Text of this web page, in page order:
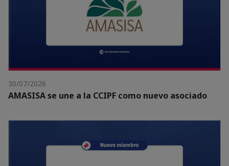
30/07/2026
AMASISA se une a la CCIPF como nuevo asociado